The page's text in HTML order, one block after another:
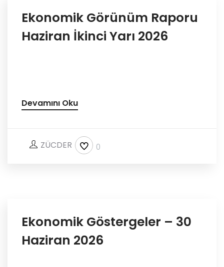
Ekonomik Görünüm Raporu
Haziran İkinci Yarı 2026
Devamını Oku
ZÜCDER 0
Ekonomik Göstergeler – 30
Haziran 2026